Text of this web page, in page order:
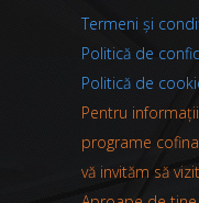
Termeni și
Politică de
Politică de
Pentru
programe
vă invităm să